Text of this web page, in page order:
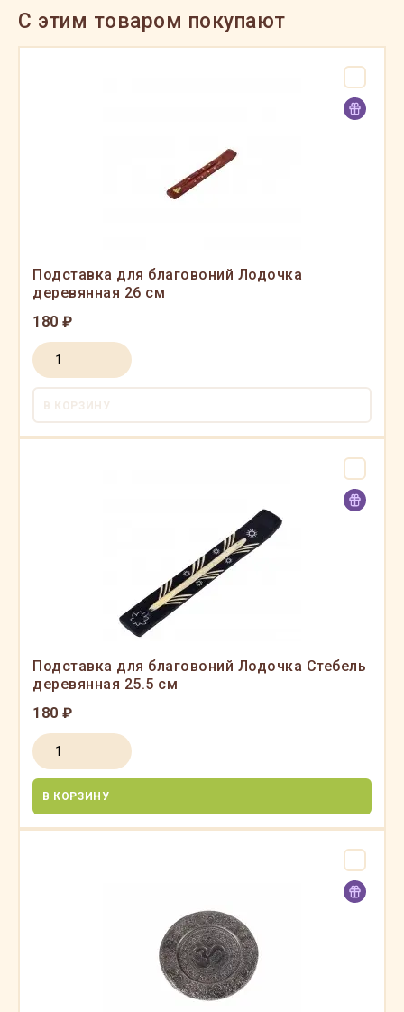
C этим товаром покупают
Подставка для благовоний Лодочка
деревянная 26 см
180 ₽
В КОРЗИНУ
Подставка для благовоний Лодочка Стебель
деревянная 25.5 см
180 ₽
В КОРЗИНУ